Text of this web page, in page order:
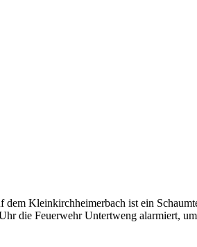
Kleinkirchheimerbach ist ein
die Feuerwehr Untertweng alarmiert,